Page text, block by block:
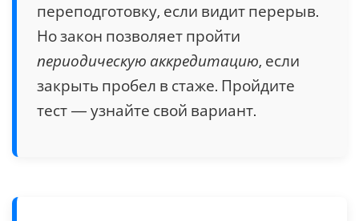
переподготовку, если видит перерыв.
Но закон позволяет пройти
периодическую аккредитацию, если
закрыть пробел в стаже. Пройдите
тест — узнайте свой вариант.